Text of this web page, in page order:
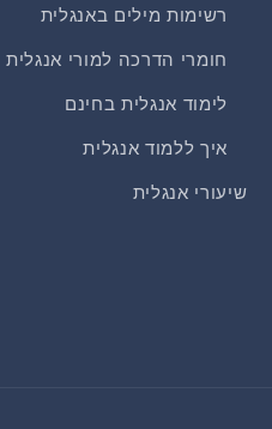
רשימות מילים באנגלית
חומרי הדרכה למורי אנגלית
לימוד אנגלית בחינם
איך ללמוד אנגלית
שיעורי אנגלית